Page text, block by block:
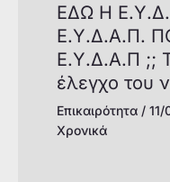
ΕΔΩ Η
Ε.Υ.Δ.Α.Π.
Ε.Υ.Δ.Α.Π ;;
έλεγχο του
Επικαιρότητα/ 11/
Χρονικά